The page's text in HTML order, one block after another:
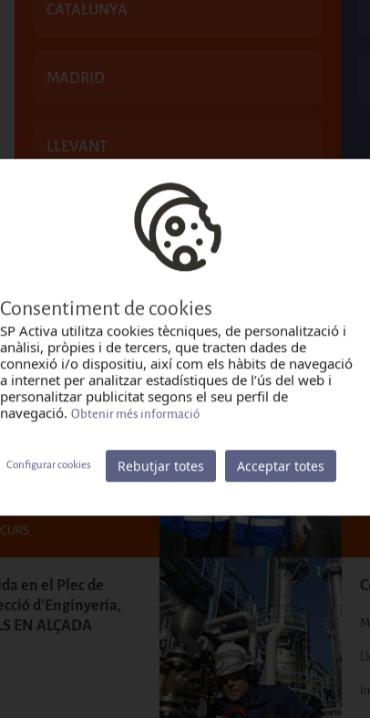
CATALUNYA
MADRID
LLEVANT
CURSOS DE FORMACIÓ DESTACATS
en el Plec de
d'Enginyeria,
en el Plec de
d'Enginyeria,
EN ALÇADA
Consentiment de cookies
SP Activa utilitza cookies tècniques, de personalització i
anàlisi, pròpies i de tercers, que tracten dades de
connexió i/o dispositiu, així com els hàbits de navegació
a internet per analitzar estadístiques de l’ús del web i
personalitzar publicitat segons el seu perfil de
navegació. Obtenir més informació
Configurar cookies Rebutjar totes Acceptar totes